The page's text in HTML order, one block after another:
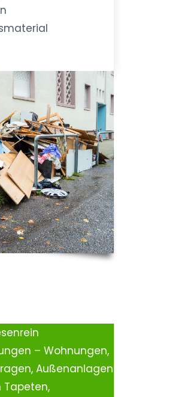
– Wohnungen,
Außenanlagen
Tapeten,